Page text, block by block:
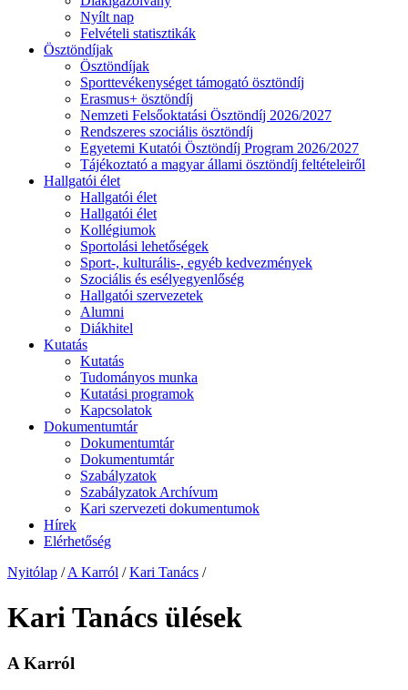
Nyílt nap
Felvételi statisztikák
Ösztöndíjak
Ösztöndíjak
Sporttevékenységet támogató ösztöndíj
Erasmus+ ösztöndíj
Nemzeti Felsőoktatási Ösztöndíj 2026/2027
Rendszeres szociális ösztöndíj
Egyetemi Kutatói Ösztöndíj Program 2026/2027
Tájékoztató a magyar állami ösztöndíj feltételeiről
Hallgatói élet
Hallgatói élet
Hallgatói élet
Kollégiumok
Sportolási lehetőségek
Sport-, kulturális-, egyéb kedvezmények
Szociális és esélyegyenlőség
Hallgatói szervezetek
Alumni
Diákhitel
Kutatás
Kutatás
Tudományos munka
Kutatási programok
Kapcsolatok
Dokumentumtár
Dokumentumtár
Dokumentumtár
Szabályzatok
Szabályzatok Archívum
Kari szervezeti dokumentumok
Hírek
Elérhetőség
Nyitólap /A Karról / Kari Tanács /
Kari Tanács ülések
A Karról